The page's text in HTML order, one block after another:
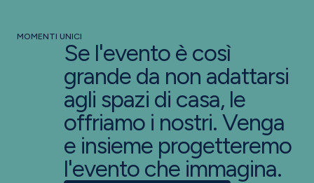
MOMENTI UNICI
Se l'evento è così
grande da non adattarsi
agli spazi di casa, le
offriamo i nostri. Venga
e insieme progetteremo
l'evento che immagina.